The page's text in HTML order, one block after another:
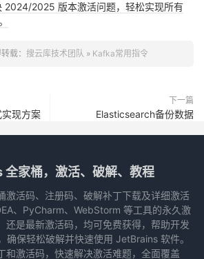
2024/2025 版本激活问题，轻松实现所有
载： 搜云库技术团队 » Kafka常用指令
现方案
下一篇
Elasticsearch备份数据
家桶，激活、破解、教程
激活码、注册码、破解补丁下载及详细激活
、PyCharm、WebStorm 等工具的永久激
还是最新激活码，均可免费获得，帮助开发
确保轻松破解并快速使用 JetBrains 软件。
和激活码，快速解决激活难题，全面覆盖